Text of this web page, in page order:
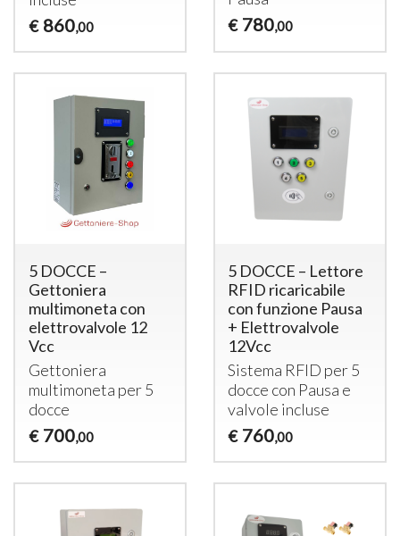
€ 860,00
€ 780,00
5 DOCCE –
Gettoniera
multimoneta con
elettrovalvole 12
Vcc
Gettoniera
multimoneta per 5
docce
€ 700,00
5 DOCCE – Lettore
RFID ricaricabile
con funzione Pausa
+ Elettrovalvole
12Vcc
Sistema RFID per 5
docce con Pausa e
valvole incluse
€ 760,00